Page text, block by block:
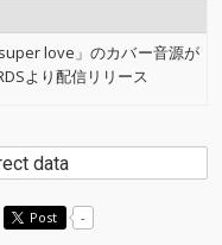
love」のカバー音源が
より配信リリース
data
Post -